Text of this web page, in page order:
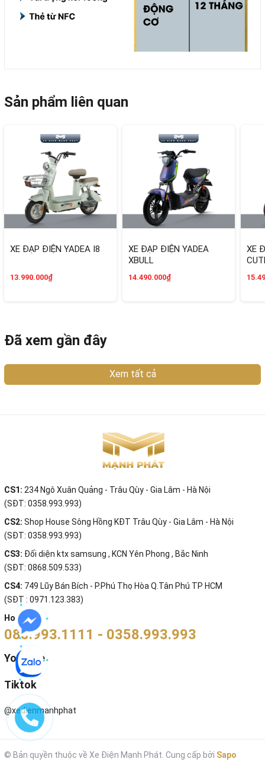
Sản phẩm liên quan
XE ĐẠP ĐIỆN YADEA I8
13.990.000₫
XE ĐẠP ĐIỆN YADEA
XBULL
14.490.000₫
XE
Đã xem gần đây
Xem tất cả
CS1: 234 Ngô Xuân Quảng - Trâu Qùy - Gia Lâm - Hà Nội
(SĐT: 0358.993.993)
CS2: Shop House Sông Hồng KĐT Trâu Qùy - Gia Lâm - Hà Nội
(SĐT: 0358.993.993)
CS3: Đối diện ktx samsung , KCN Yên Phong , Bắc Ninh
(SĐT: 0868.509.533)
CS4: 749 Lũy Bán Bích - P.Phú Thọ Hòa Q.Tân Phú TP HCM
(SĐT : 0971.123.383)
Hotline:
085.993.1111 - 0358.993.993
Youtube
Tiktok
@xedienmanhphat
© Bản quyền thuộc về Xe Điện Mạnh Phát. Cung cấp bởi Sapo